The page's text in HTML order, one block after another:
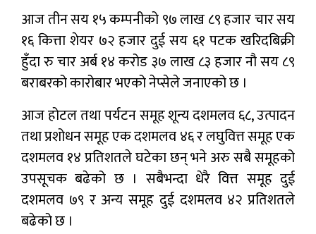
आज तीन सय १५ कम्पनीको ९७ लाख ८९ हजार चार सय
१६ कित्ता शेयर ७२ हजार दुई सय ६१ पटक खरिदबिक्री
हुँदा रु चार अर्ब १४ करोड ३७ लाख ८३ हजार नौ सय ८९
बराबरको कारोबार भएको नेप्सेले जनाएको छ ।
आज होटल तथा पर्यटन समूह शून्य दशमलव ६८, उत्पादन
तथा प्रशोधन समूह एक दशमलव ४६ र लघुवित्त समूह एक
दशमलव १४ प्रतिशतले घटेका छन् भने अरु सबै समूहको
उपसूचक बढेको छ । सबैभन्दा धेरै वित्त समूह दुई
दशमलव ७९ र अन्य समूह दुई दशमलव ४२ प्रतिशतले
बढेको छ ।